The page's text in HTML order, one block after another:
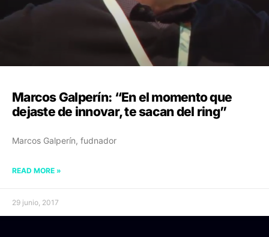
Marcos Galperín: “En el momento que
dejaste de innovar, te sacan del ring”
Marcos Galperín, fudnador
READ MORE »
29 junio, 2017